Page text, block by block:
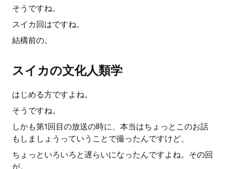
そうですね。
スイカ回はですね。
結構前の。
スイカの文化人類学
はじめる方ですよね。
そうですね。
しかも第1回目の放送の時に、本当はちょっとこのお話
もしましょうっていうことで撮ったんですけど、
ちょっといろいろと遅らいになったんですよね。その回
が。